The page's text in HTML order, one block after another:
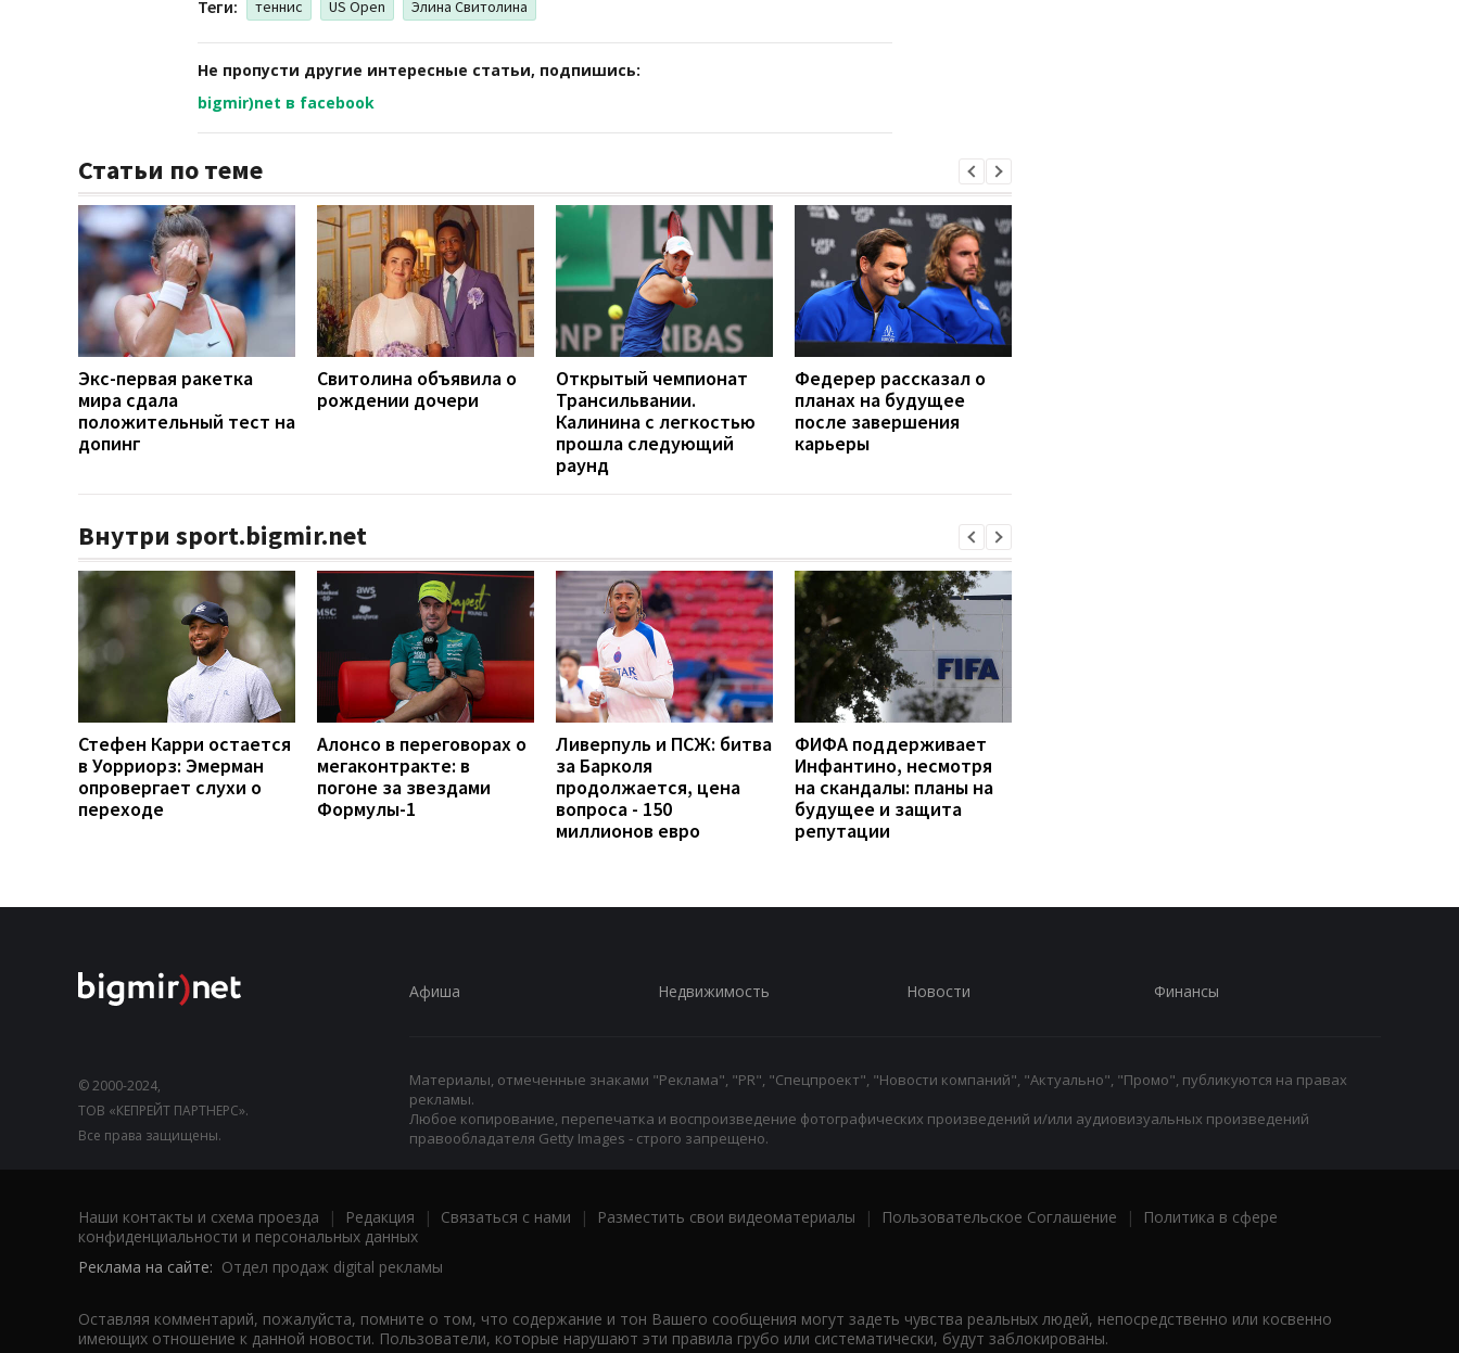
Теги: теннис US Open Элина Свитолина
Не пропусти другие интересные статьи, подпишись:
bigmir)net в facebook
Статьи по теме
Экс-первая ракетка
мира сдала
положительный тест на
допинг
Свитолина объявила о
рождении дочери
Открытый чемпионат
Трансильвании.
Калинина с легкостью
прошла следующий
раунд
Федерер рассказал о
планах на будущее
после завершения
карьеры
Внутри sport.bigmir.net
Стефен Карри остается
в Уорриорз: Эмерман
опровергает слухи о
переходе
Алонсо в переговорах о
мегаконтракте: в
погоне за звездами
Формулы-1
Ливерпуль и ПСЖ: битва
за Барколя
продолжается, цена
вопроса - 150
миллионов евро
ФИФА поддерживает
Инфантино, несмотря
на скандалы: планы на
будущее и защита
репутации
© 2000-2024,
ТОВ «КЕПРЕЙТ ПАРТНЕРС».
Все права защищены.
Афиша Недвижимость Новости Финансы
Материалы, отмеченные знаками "Реклама", "PR", "Спецпроект", "Новости компаний", "Актуально", "Промо", публикуются на правах
рекламы.
Любое копирование, перепечатка и воспроизведение фотографических произведений и/или аудиовизуальных произведений
правообладателя Getty Images - строго запрещено.
Наши контакты и схема проезда | Редакция | Связаться с нами | Разместить свои видеоматериалы | Пользовательское Соглашение |
Политика в сфере
конфиденциальности и персональных данных
Реклама на сайте: Отдел продаж digital рекламы
Оставляя комментарий, пожалуйста, помните о том, что содержание и тон Вашего сообщения могут задеть чувства реальных людей, непосредственно или косвенно
имеющих отношение к данной новости. Пользователи, которые нарушают эти правила грубо или систематически, будут заблокированы.